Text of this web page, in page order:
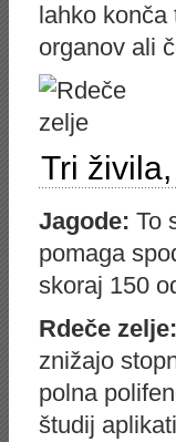
lahko konča
organov ali
Tri
Jagode: To
pomaga
skoraj 150
Rdeče zelje:
znižajo
polna
študij